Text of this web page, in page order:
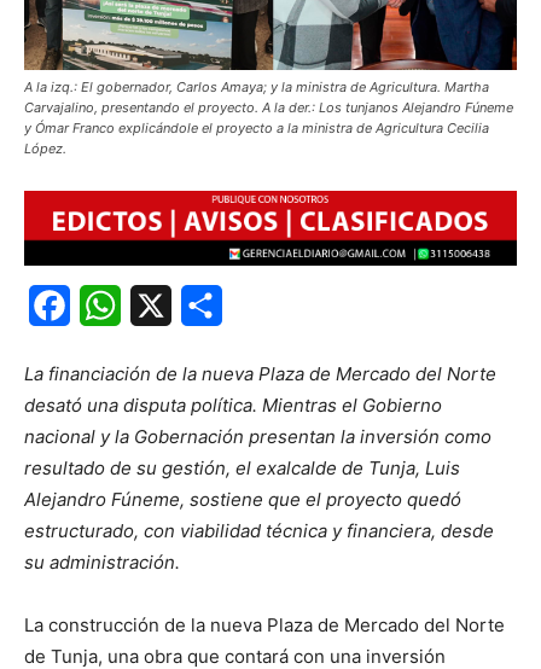
A la izq.: El gobernador, Carlos Amaya; y la ministra de Agricultura. Martha
Carvajalino, presentando el proyecto. A la der.: Los tunjanos Alejandro Fúneme
y Ómar Franco explicándole el proyecto a la ministra de Agricultura Cecilia
López.
FacebookWhatsApp
La financiación de la nueva Plaza de Mercado del Norte
desató una disputa política. Mientras el Gobierno
nacional y la Gobernación presentan la inversión como
resultado de su gestión, el exalcalde de Tunja, Luis
Alejandro Fúneme, sostiene que el proyecto quedó
estructurado, con viabilidad técnica y financiera, desde
su administración.
La construcción de la nueva Plaza de Mercado del Norte
de Tunja, una obra que contará con una inversión